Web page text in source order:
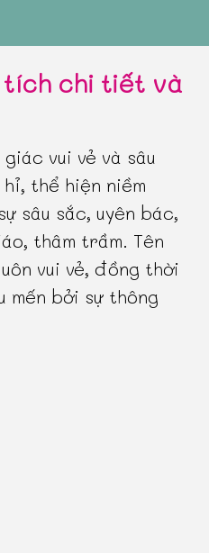
tích chi tiết và
vui vẻ và sâu
hỉ, thể hiện niềm
sâu sắc, uyên bác,
thâm trầm. Tên
vui vẻ, đồng thời
mến bởi sự thông